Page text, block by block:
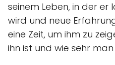
seinem Leben, in der
wird und neue
eine Zeit, um ihm zu
ihn ist und wie sehr man